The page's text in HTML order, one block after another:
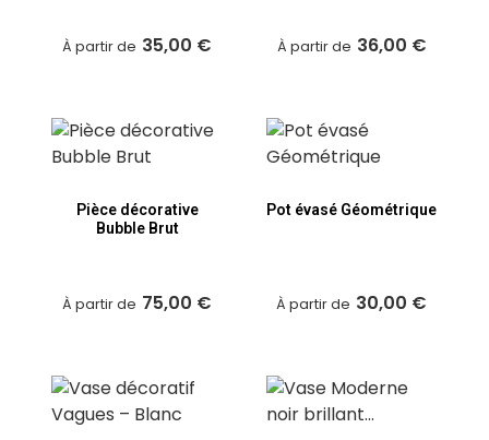
À partir de 35,00 € À partir de 36,00 €
Pièce décorative
Bubble Brut
À partir de 75,00 €
Pot évasé Géométrique
À partir de 30,00 €